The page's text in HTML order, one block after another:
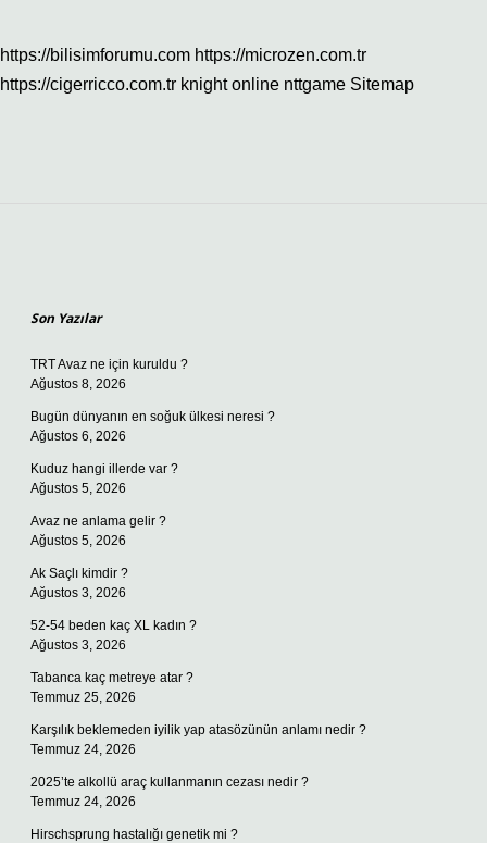
https://bilisimforumu.com https://microzen.com.tr
https://cigerricco.com.tr knight online nttgame Sitemap
Son Yazılar
TRT Avaz ne için kuruldu ?
Ağustos 8, 2026
Bugün dünyanın en soğuk ülkesi neresi ?
Ağustos 6, 2026
Kuduz hangi illerde var ?
Ağustos 5, 2026
Avaz ne anlama gelir ?
Ağustos 5, 2026
Ak Saçlı kimdir ?
Ağustos 3, 2026
52-54 beden kaç XL kadın ?
Ağustos 3, 2026
Tabanca kaç metreye atar ?
Temmuz 25, 2026
Karşılık beklemeden iyilik yap atasözünün anlamı nedir ?
Temmuz 24, 2026
2025’te alkollü araç kullanmanın cezası nedir ?
Temmuz 24, 2026
Hirschsprung hastalığı genetik mi ?